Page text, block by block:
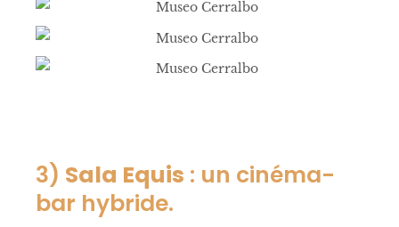
3) Sala Equis : un cinéma-
bar hybride.